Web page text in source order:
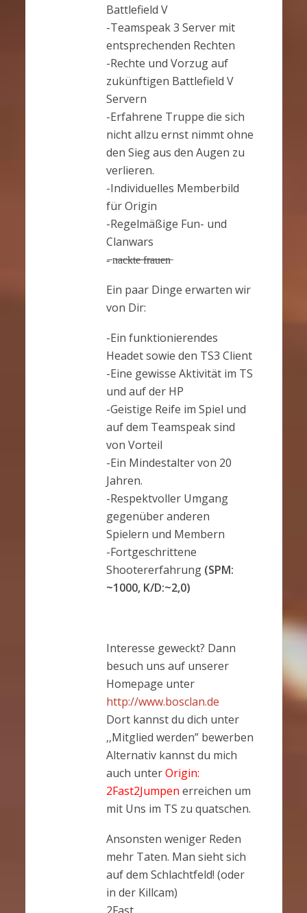
Battlefield V
-Teamspeak 3 Server mit
entsprechenden Rechten
-Rechte und Vorzug auf
zukünftigen Battlefield V
Servern
-Erfahrene Truppe die sich
nicht allzu ernst nimmt ohne
den Sieg aus den Augen zu
verlieren.
-Individuelles Memberbild
für Origin
-Regelmäßige Fun- und
Clanwars
-̶ n̶̶a̶̶c̶̶k̶̶t̶̶e̶̶ ̶̶f̶̶r̶̶a̶̶u̶̶e̶̶n̶
Ein paar Dinge erwarten wir
von Dir:
-Ein funktionierendes
Headet sowie den TS3 Client
-Eine gewisse Aktivität im TS
und auf der HP
-Geistige Reife im Spiel und
auf dem Teamspeak sind
von Vorteil
-Ein Mindestalter von 20
Jahren.
-Respektvoller Umgang
gegenüber anderen
Spielern und Membern
-Fortgeschrittene
Shootererfahrung (SPM:
~1000, K/D:~2,0)
Interesse geweckt? Dann
besuch uns auf unserer
Homepage unter
http://www.bosclan.de
Dort kannst du dich unter
,,Mitglied werden” bewerben
Alternativ kannst du mich
auch unterOrigin:
2Fast2Jumpen erreichen um
mit Uns im TS zu quatschen.
Ansonsten weniger Reden
mehr Taten. Man sieht sich
auf dem Schlachtfeld! (oder
in der Killcam)
2Fast